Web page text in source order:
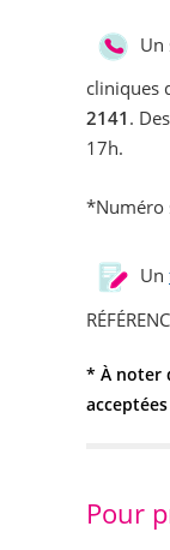
Un
cliniques
2141 .
17h.
*Numéro
Un
* À noter
acceptées
Pour